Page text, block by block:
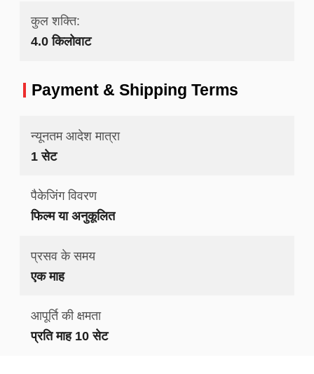
कुल शक्ति:
4.0 किलोवाट
Payment & Shipping Terms
न्यूनतम आदेश मात्रा
1 सेट
पैकेजिंग विवरण
फिल्म या अनुकूलित
प्रसव के समय
एक माह
आपूर्ति की क्षमता
प्रति माह 10 सेट